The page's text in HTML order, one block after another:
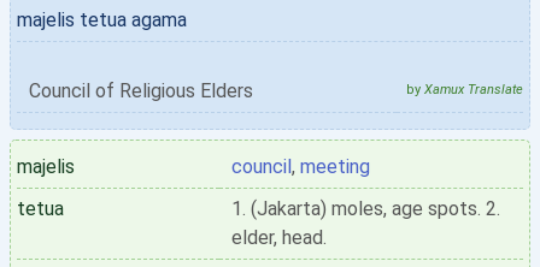
majelis tetua agama
Council of Religious Elders by Xamux Translate
majelis council, meeting
tetua
1. (Jakarta) moles, age spots. 2.
elder, head.